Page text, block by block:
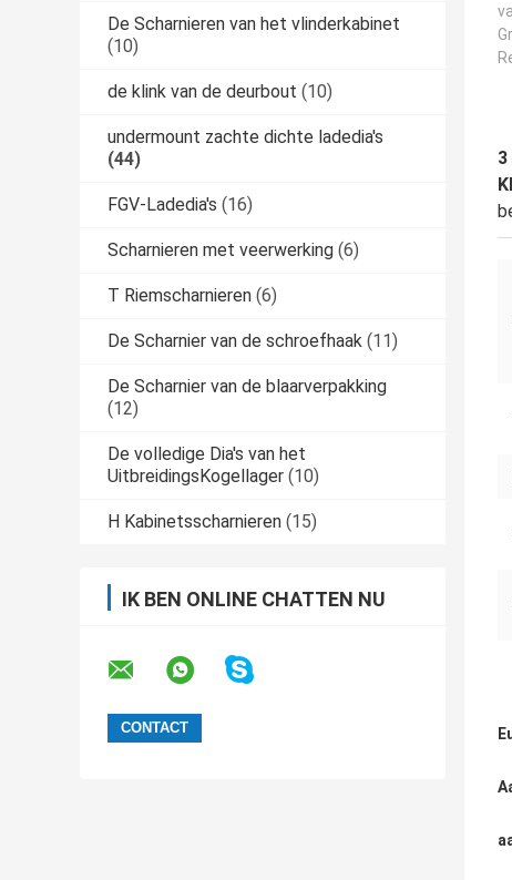
De Scharnieren van het vlinderkabinet
(10)
de klink van de deurbout (10)
undermount zachte dichte ladedia's
(44)
FGV-Ladedia's (16)
Scharnieren met veerwerking (6)
T Riemscharnieren (6)
De Scharnier van de schroefhaak (11)
De Scharnier van de blaarverpakking
(12)
De volledige Dia's van het
UitbreidingsKogellager (10)
H Kabinetsscharnieren (15)
IK BEN ONLINE CHATTEN NU